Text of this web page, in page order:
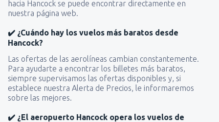
hacia Hancock se puede encontrar directamente en
nuestra página web.
✔️ ¿Cuándo hay los vuelos más baratos desde
Hancock?
Las ofertas de las aerolíneas cambian constantemente.
Para ayudarte a encontrar los billetes más baratos,
siempre supervisamos las ofertas disponibles y, si
establece nuestra Alerta de Precios, le informaremos
sobre las mejores.
✔️ ¿El aeropuerto Hancock opera los vuelos de